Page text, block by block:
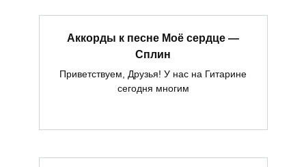
Аккорды к песне Моё сердце —
Сплин
Приветствуем, Друзья! У нас на Гитарине
сегодня многим